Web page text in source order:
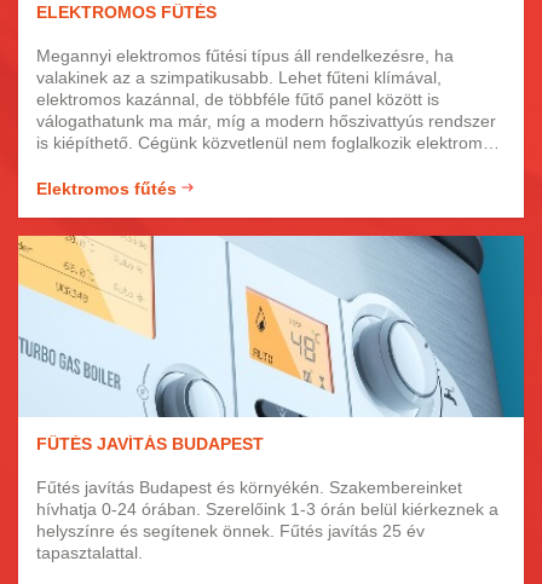
ELEKTROMOS FŰTÉS
Megannyi elektromos fűtési típus áll rendelkezésre, ha
valakinek az a szimpatikusabb. Lehet fűteni klímával,
elektromos kazánnal, de többféle fűtő panel között is
válogathatunk ma már, míg a modern hőszivattyús rendszer
is kiépíthető. Cégünk közvetlenül nem foglalkozik elektromos
jellegű. Az elektromos fűtésekről, valamint napelem
Elektromos fűtés
FŰTÉS JAVÍTÁS BUDAPEST
Fűtés javítás Budapest és környékén. Szakembereinket
hívhatja 0-24 órában. Szerelőink 1-3 órán belül kiérkeznek a
helyszínre és segítenek önnek. Fűtés javítás 25 év
tapasztalattal.